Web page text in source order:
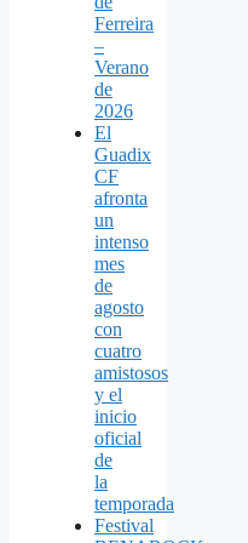
Ferreira
–
Verano
de
2026
El
Guadix
CF
afronta
un
intenso
mes
de
agosto
con
cuatro
amistosos
y el
inicio
oficial
de
la
temporada
Festival